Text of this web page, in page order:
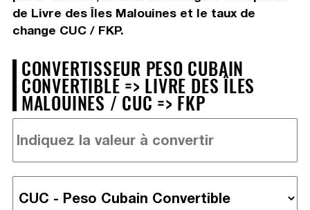
de Livre des Îles Malouines et le taux de
change CUC / FKP.
CONVERTISSEUR PESO CUBAIN
CONVERTIBLE => LIVRE DES ÎLES
MALOUINES / CUC => FKP